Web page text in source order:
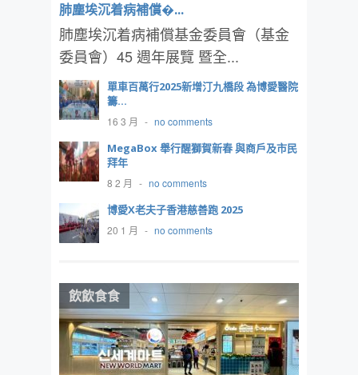
肺塵埃沉着病補償�...
肺塵埃沉着病補償基金委員會（基金
委員會）45 週年展覽 暨全...
單車百萬行2025新增汀九橋段 為博愛醫院
籌...
16 3 月 - no comments
MegaBox 舉行醒獅賀新春 與商戶及市民
拜年
8 2 月 - no comments
博愛X老夫子香港慈善跑 2025
20 1 月 - no comments
飲飲食食